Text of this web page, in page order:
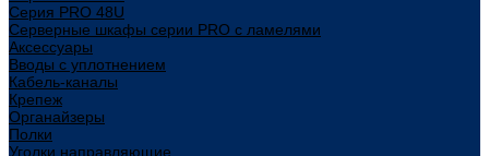
Серия PRO 48U
Серверные шкафы серии PRO с ламелями
Аксессуары
Вводы с уплотнением
Кабель-каналы
Крепеж
Органайзеры
Полки
Уголки направляющие